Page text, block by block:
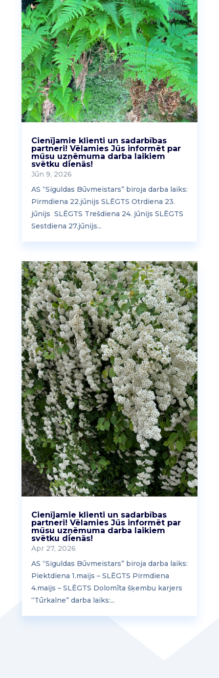
Cienījamie klienti un sadarbības
partneri! Vēlamies Jūs informēt par
mūsu uzņēmuma darba laikiem
svētku dienās!
Jūn 9, 2026
AS “Siguldas Būvmeistars” biroja darba laiks:
Pirmdiena 22.jūnijs SLĒGTS Otrdiena 23.
jūnijs SLĒGTS Trešdiena 24. jūnijs SLĒGTS
Sestdiena 27.jūnijs...
Cienījamie klienti un sadarbības
partneri! Vēlamies Jūs informēt par
mūsu uzņēmuma darba laikiem
svētku dienās!
Apr 27, 2026
AS “Siguldas Būvmeistars” biroja darba laiks:
Piektdiena 1.maijs – SLĒGTS Pirmdiena
4.maijs – SLĒGTS Dolomīta šķembu karjers
“Tūrkalne” darba laiks:...